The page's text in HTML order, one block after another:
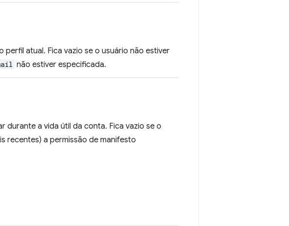
atual. Fica vazio se o usuário não estiver
não estiver especificada.
durante a vida útil da conta. Fica vazio se o
recentes) a permissão de manifesto